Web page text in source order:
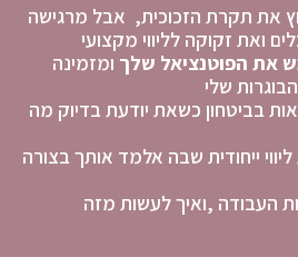
את תקרת הזכוכית, אבל מרגישה
ואת זקוקה לליווי מקצועי
את הפוטנציאל שלך ומזמינה
שלי
בביטחון כשאת יודעת בדיוק מה
ליווי ייחודית שבה אלמד אותך בצורה
העבודה ,ואיך לעשות מזה